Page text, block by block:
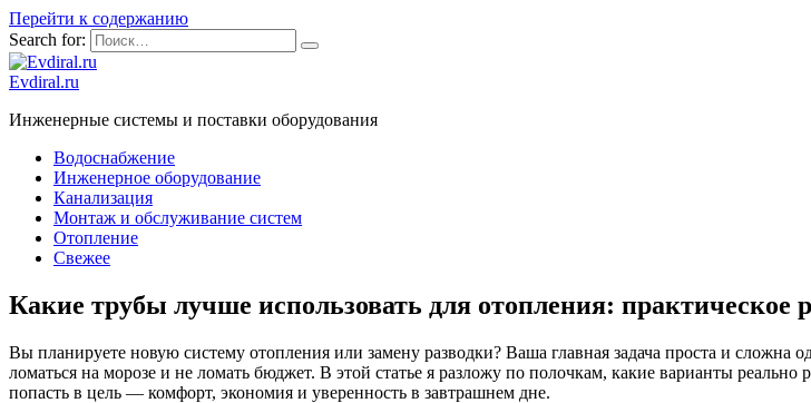
Перейти к содержанию
Search for:
Evdiral.ru
Инженерные системы и поставки оборудования
Водоснабжение
Инженерное оборудование
Канализация
Монтаж и обслуживание систем
Отопление
Свежее
Какие трубы лучше использовать для отопления: практическое
Вы планируете новую систему отопления или замену разводки? Ваша главная задача проста и сложна
ломаться на морозе и не ломать бюджет. В этой статье я разложу по полочкам, какие варианты
попасть в цель — комфорт, экономия и уверенность в завтрашнем дне.